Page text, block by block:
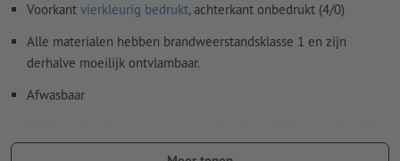
Voorkant vierkleurig bedrukt, achterkant onbedrukt (4/0)
Alle materialen hebben brandweerstandsklasse 1 en zijn
derhalve moeilijk ontvlambaar.
Afwasbaar
doek op een onderlinge afstand van ca 50 cm.